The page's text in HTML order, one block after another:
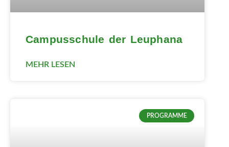
Campusschule der Leuphana
MEHR LESEN
PROGRAMME